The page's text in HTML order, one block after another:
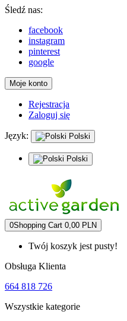
Śledź nas:
facebook
instagram
pinterest
google
Moje konto
Rejestracja
Zaloguj się
Język: Polski
Polski
0Shopping Cart 0,00 PLN
Twój koszyk jest pusty!
Obsługa Klienta
664 818 726
Wszystkie kategorie